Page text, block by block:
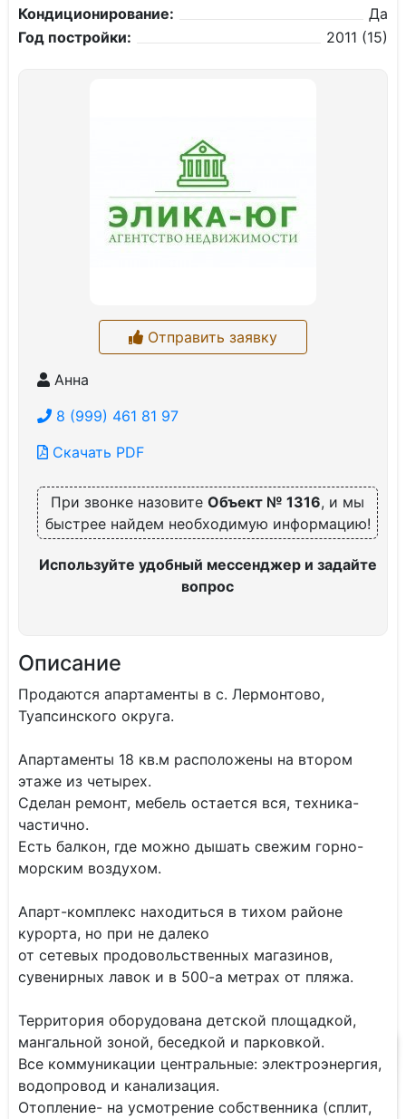
Кондиционирование:
Да
Год постройки:
2011 (15)
Отправить заявку
Анна
8 (999) 461 81 97
Скачать PDF
При звонке назовите Объект № 1316, и мы
быстрее найдем необходимую информацию!
Используйте удобный мессенджер и задайте
вопрос
Описание
Продаются апартаменты в с. Лермонтово,
Туапсинского округа.
Апартаменты 18 кв.м расположены на втором
этаже из четырех.
Сделан ремонт, мебель остается вся, техника-
частично.
Есть балкон, где можно дышать свежим горно-
морским воздухом.
Апарт-комплекс находиться в тихом районе
курорта, но при не далеко
от сетевых продовольственных магазинов,
сувенирных лавок и в 500-а метрах от пляжа.
Территория оборудована детской площадкой,
мангальной зоной, беседкой и парковкой.
Все коммуникации центральные: электроэнергия,
водопровод и канализация.
Отопление- на усмотрение собственника (сплит,